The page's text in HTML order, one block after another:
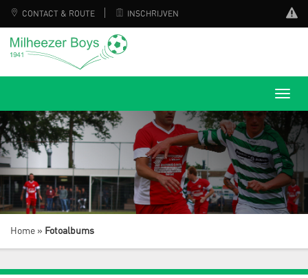
CONTACT & ROUTE INSCHRIJVEN
Home » Fotoalbums